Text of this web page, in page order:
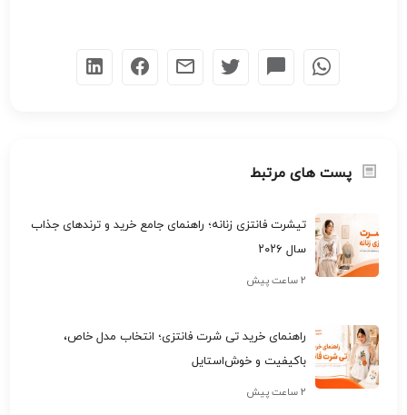
پست های مرتبط
تیشرت فانتزی زنانه؛ راهنمای جامع خرید و ترندهای جذاب
سال ۲۰۲۶
۲ ساعت پیش
راهنمای خرید تی شرت فانتزی؛ انتخاب مدل خاص،
باکیفیت و خوش‌استایل
۲ ساعت پیش